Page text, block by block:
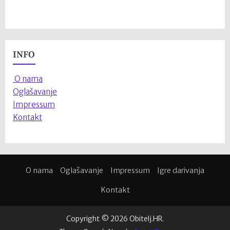
INFO
O nama
Oglašavanje
Impressum
Kontakt
O nama Oglašavanje Impressum Igre darivanja
Kontakt
Copyright © 2026 Obitelj.HR.